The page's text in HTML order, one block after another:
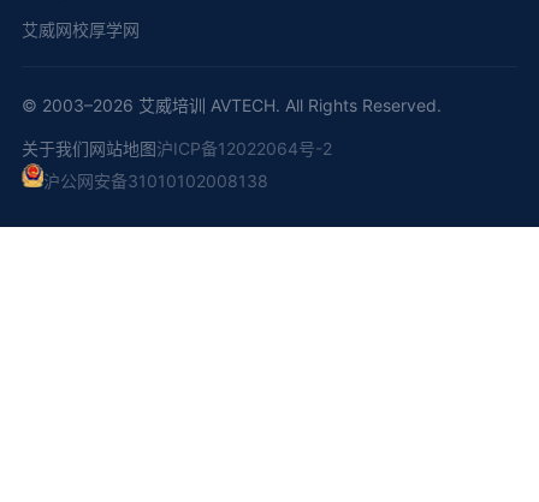
艾威网校厚学网
© 2003–2026 艾威培训 AVTECH. All Rights Reserved.
关于我们网站地图沪ICP备12022064号-2
沪公网安备31010102008138